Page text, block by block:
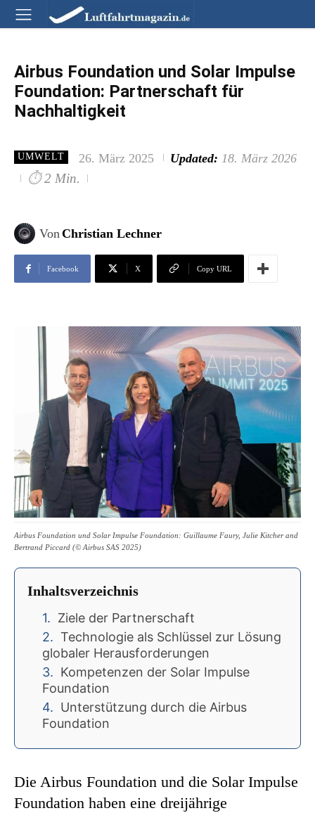
Airbus Foundation und Solar Impulse
Foundation: Partnerschaft für
Nachhaltigkeit
UMWELT 26. März 2025 Updated: 18. März 2026
⏱ 2 Min.
VonChristian Lechner
Facebook X Copy URL
Airbus Foundation und Solar Impulse Foundation: Guillaume Faury, Julie Kitcher and
Bertrand Piccard (© Airbus SAS 2025)
Inhaltsverzeichnis
Ziele der Partnerschaft
Technologie als Schlüssel zur Lösung
globaler Herausforderungen
Kompetenzen der Solar Impulse
Foundation
Unterstützung durch die Airbus
Foundation
Die Airbus Foundation und die Solar Impulse
Foundation haben eine dreijährige